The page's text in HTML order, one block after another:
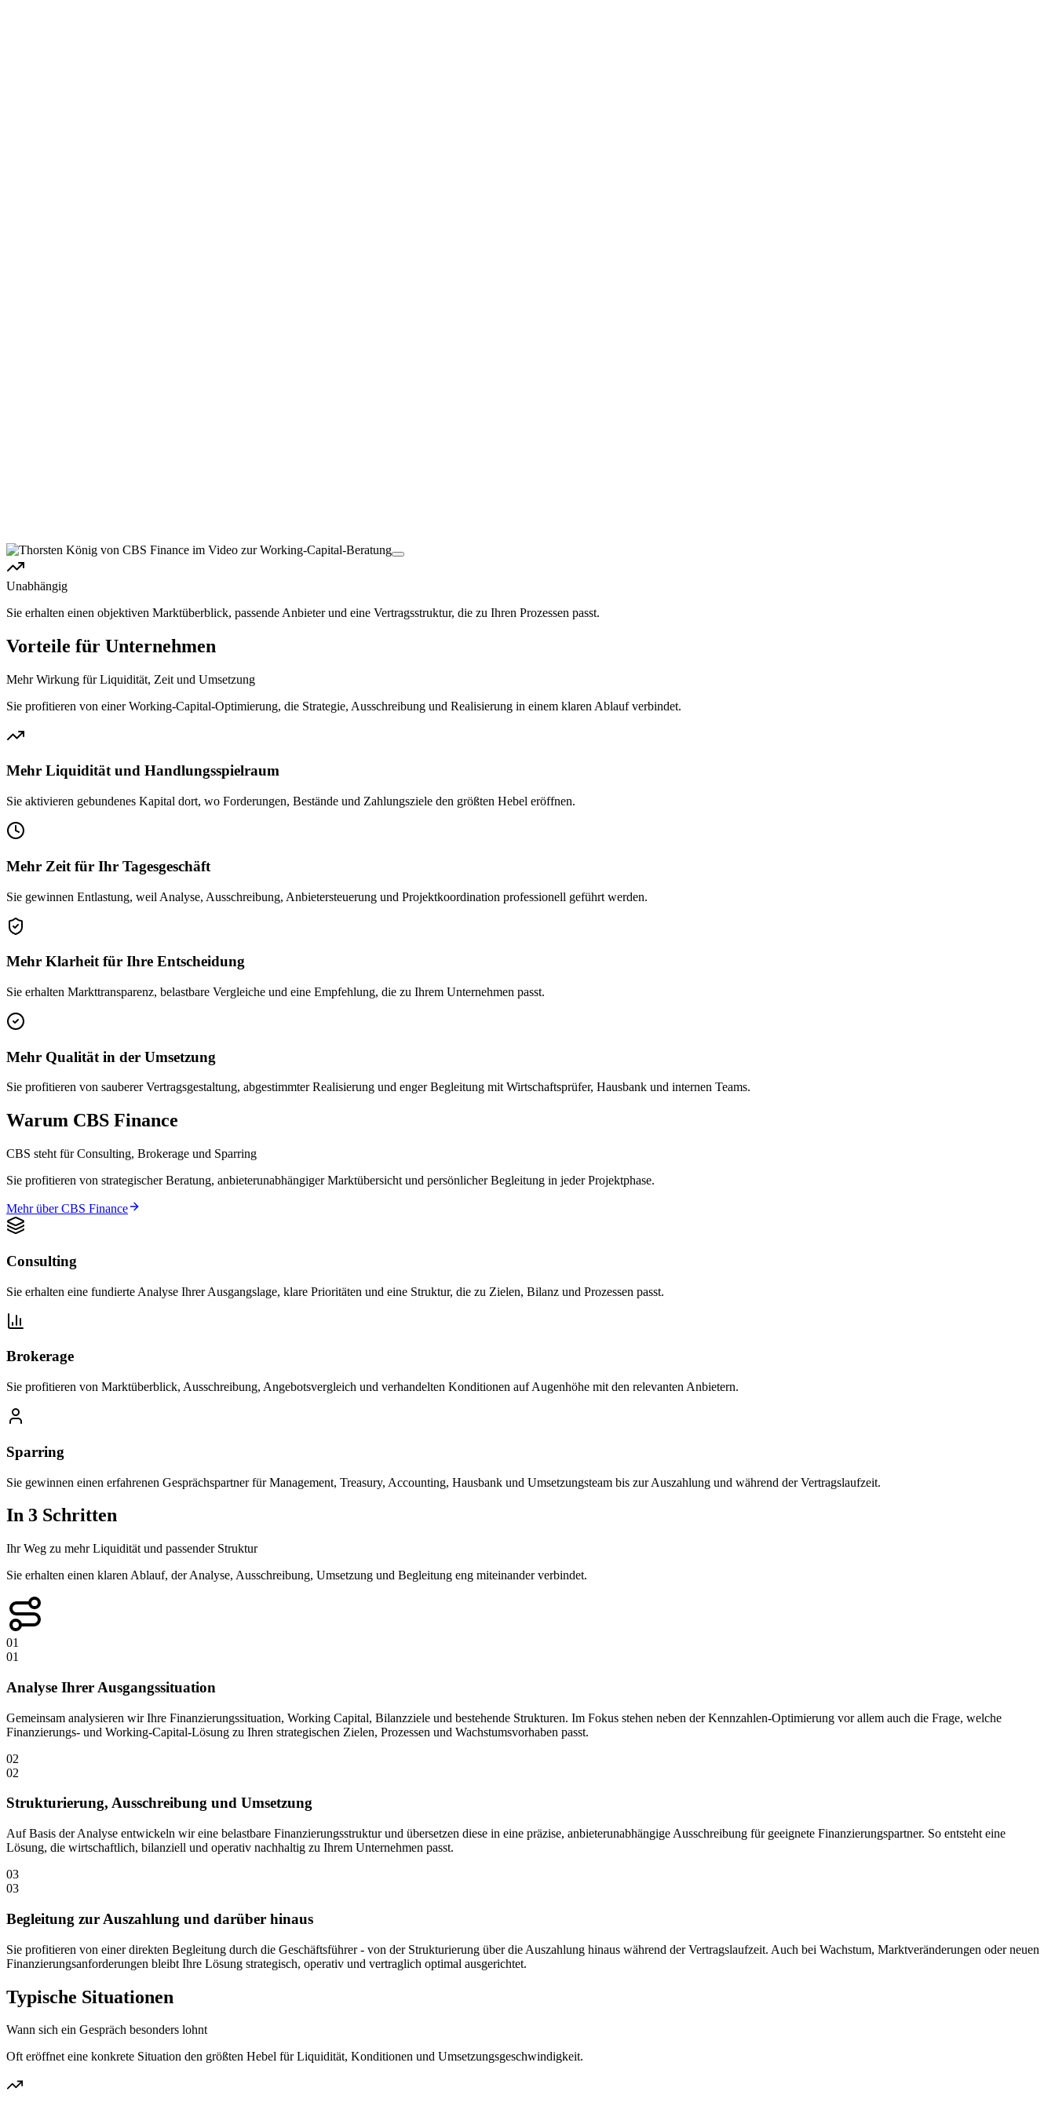
Unabhängig
Sie erhalten einen objektiven Marktüberblick, passende Anbieter und eine Vertragsstruktur, die zu Ihren Prozessen passt.
Vorteile für Unternehmen
Mehr Wirkung für Liquidität, Zeit und Umsetzung
Sie profitieren von einer Working-Capital-Optimierung, die Strategie, Ausschreibung und Realisierung in einem klaren Ablauf verbindet.
Mehr Liquidität und Handlungsspielraum
Sie aktivieren gebundenes Kapital dort, wo Forderungen, Bestände und Zahlungsziele den größten Hebel eröffnen.
Mehr Zeit für Ihr Tagesgeschäft
Sie gewinnen Entlastung, weil Analyse, Ausschreibung, Anbietersteuerung und Projektkoordination professionell geführt werden.
Mehr Klarheit für Ihre Entscheidung
Sie erhalten Markttransparenz, belastbare Vergleiche und eine Empfehlung, die zu Ihrem Unternehmen passt.
Mehr Qualität in der Umsetzung
Sie profitieren von sauberer Vertragsgestaltung, abgestimmter Realisierung und enger Begleitung mit Wirtschaftsprüfer, Hausbank und internen Teams.
Warum CBS Finance
CBS steht für Consulting, Brokerage und Sparring
Sie profitieren von strategischer Beratung, anbieterunabhängiger Marktübersicht und persönlicher Begleitung in jeder Projektphase.
Mehr über CBS Finance
Consulting
Sie erhalten eine fundierte Analyse Ihrer Ausgangslage, klare Prioritäten und eine Struktur, die zu Zielen, Bilanz und Prozessen passt.
Brokerage
Sie profitieren von Marktüberblick, Ausschreibung, Angebotsvergleich und verhandelten Konditionen auf Augenhöhe mit den relevanten Anbietern.
Sparring
Sie gewinnen einen erfahrenen Gesprächspartner für Management, Treasury, Accounting, Hausbank und Umsetzungsteam bis zur Auszahlung und während der Vertragslaufzeit.
In 3 Schritten
Ihr Weg zu mehr Liquidität und passender Struktur
Sie erhalten einen klaren Ablauf, der Analyse, Ausschreibung, Umsetzung und Begleitung eng miteinander verbindet.
01
01
Analyse Ihrer Ausgangssituation
Gemeinsam analysieren wir Ihre Finanzierungssituation, Working Capital, Bilanzziele und bestehende Strukturen. Im Fokus stehen neben der Kennzahlen-Optimierung vor allem auch die Frage, welche
Finanzierungs- und Working-Capital-Lösung zu Ihren strategischen Zielen, Prozessen und Wachstumsvorhaben passt.
02
02
Strukturierung, Ausschreibung und Umsetzung
Auf Basis der Analyse entwickeln wir eine belastbare Finanzierungsstruktur und übersetzen diese in eine präzise, anbieterunabhängige Ausschreibung für geeignete Finanzierungspartner. So entsteht eine
Lösung, die wirtschaftlich, bilanziell und operativ nachhaltig zu Ihrem Unternehmen passt.
03
03
Begleitung zur Auszahlung und darüber hinaus
Sie profitieren von einer direkten Begleitung durch die Geschäftsführer - von der Strukturierung über die Auszahlung hinaus während der Vertragslaufzeit. Auch bei Wachstum, Marktveränderungen oder neuen
Finanzierungsanforderungen bleibt Ihre Lösung strategisch, operativ und vertraglich optimal ausgerichtet.
Typische Situationen
Wann sich ein Gespräch besonders lohnt
Oft eröffnet eine konkrete Situation den größten Hebel für Liquidität, Konditionen und Umsetzungsgeschwindigkeit.